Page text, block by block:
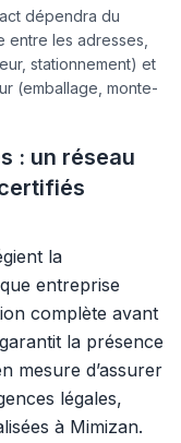
dépendra du
entre les adresses,
stationnement) et
(emballage, monte-
: un réseau
la
entreprise
complète avant
la présence
mesure d’assurer
légales,
à Mimizan.